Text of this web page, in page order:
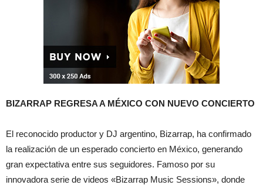
BIZARRAP REGRESA A MÉXICO CON NUEVO CONCIERTO
El reconocido productor y DJ argentino, Bizarrap, ha confirmado
la realización de un esperado concierto en México, generando
gran expectativa entre sus seguidores. Famoso por su
innovadora serie de videos «Bizarrap Music Sessions», donde